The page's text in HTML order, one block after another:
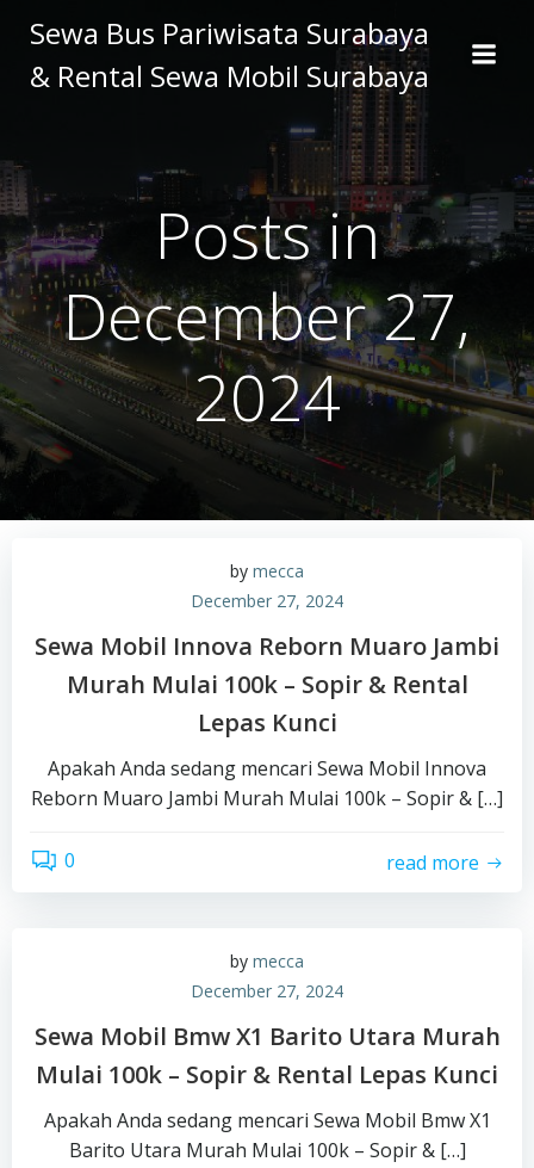
to
content
Sewa Bus Pariwisata Surabaya
& Rental Sewa Mobil Surabaya
Posts in
December 27,
2024
by mecca
December 27, 2024
Sewa Mobil Innova Reborn Muaro Jambi
Murah Mulai 100k – Sopir & Rental
Lepas Kunci
Apakah Anda sedang mencari Sewa Mobil Innova
Reborn Muaro Jambi Murah Mulai 100k – Sopir & […]
0 read more
by mecca
December 27, 2024
Sewa Mobil Bmw X1 Barito Utara Murah
Mulai 100k – Sopir & Rental Lepas Kunci
Apakah Anda sedang mencari Sewa Mobil Bmw X1
Barito Utara Murah Mulai 100k – Sopir & […]